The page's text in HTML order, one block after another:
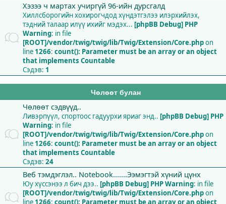
Хэзээ ч мартах учиргүй 96-ийн дурсгалд
Хиллсборогийн хохирогчдод хүндэтгэлээ илэрхийлэх,
тэдний талаар илүү ихийг мэдэх... [phpBB Debug] PHP
Warning: in file
[ROOT]/vendor/twig/twig/lib/Twig/Extension/Core.phpon
line 1266: count(): Parameter must be an array or an object
that implements Countable
Сэдэв: 1
Чөлөөт булан
Чөлөөт сэдвүүд..
Ливэрпүүл, спортоос гадуурхи яриаг энд.. [phpBB Debug] PHP
Warning: in file
[ROOT]/vendor/twig/twig/lib/Twig/Extension/Core.phpon
line 1266: count(): Parameter must be an array or an object
that implements Countable
Сэдэв: 24
Веб тэмдэглэл.. Notebook.......Ээмэгтэй хүний цүнх
Юу хүссэнээ л бич дээ.. [phpBB Debug] PHP Warning: in file
[ROOT]/vendor/twig/twig/lib/Twig/Extension/Core.phpon
line 1266: count(): Parameter must be an array or an object